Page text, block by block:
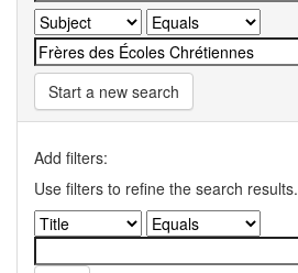
Start a new search
Add filters:
Use filters to refine the search results.